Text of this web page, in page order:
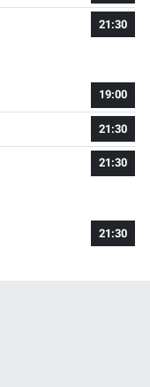
21:30
19:00
21:30
21:30
21:30